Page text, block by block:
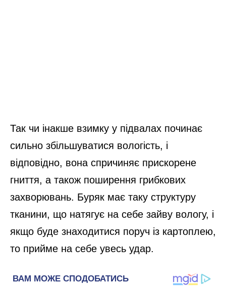
Так чи інакше взимку у підвалах починає
сильно збільшуватися вологість, і
відповідно, вона спричиняє прискорене
гниття, а також поширення грибкових
захворювань. Буряк має таку структуру
тканини, що натягує на себе зайву вологу, і
якщо буде знаходитися поруч із картоплею,
то прийме на себе увесь удар.